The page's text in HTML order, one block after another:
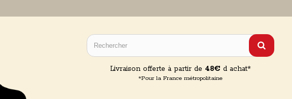
Livraison offerte à partir de 48€ d achat*
*Pour la France métropolitaine